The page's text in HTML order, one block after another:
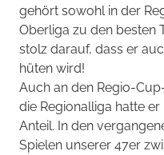
gehört sowohl in der
Oberliga zu den besten
stolz darauf, dass er
hüten wird!
Auch an den Regio-
die Regionalliga hatte
Anteil. In den
Spielen unserer 47er